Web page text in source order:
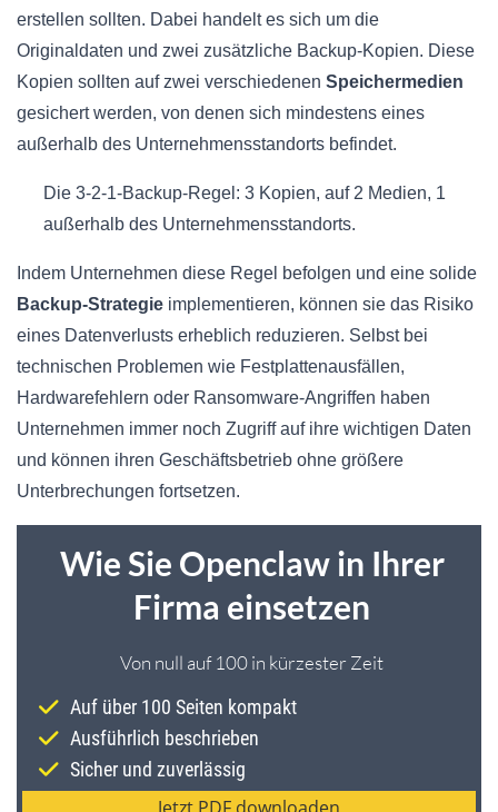
erstellen sollten. Dabei handelt es sich um die
Originaldaten und zwei zusätzliche Backup-Kopien. Diese
Kopien sollten auf zwei verschiedenen Speichermedien
gesichert werden, von denen sich mindestens eines
außerhalb des Unternehmensstandorts befindet.
Die 3-2-1-Backup-Regel: 3 Kopien, auf 2 Medien, 1
außerhalb des Unternehmensstandorts.
Indem Unternehmen diese Regel befolgen und eine solide
Backup-Strategie implementieren, können sie das Risiko
eines Datenverlusts erheblich reduzieren. Selbst bei
technischen Problemen wie Festplattenausfällen,
Hardwarefehlern oder Ransomware-Angriffen haben
Unternehmen immer noch Zugriff auf ihre wichtigen Daten
und können ihren Geschäftsbetrieb ohne größere
Unterbrechungen fortsetzen.